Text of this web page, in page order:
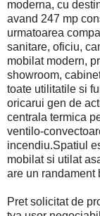
moderna, cu
avand 247 mp
urmatoarea
sanitare, oficiu,
mobilat modern,
showroom,
toate utilitatile si
oricarui gen de
centrala termica
ventilo-
incendiu.Spatiul
mobilat si utilat
are un randament
Pret solicitat de